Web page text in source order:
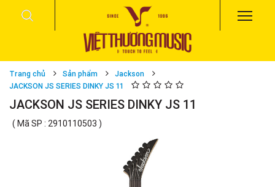
Trang chủ Sản phẩm
Jackson
JACKSON JS SERIES DINKY JS 11
JACKSON JS SERIES DINKY JS 11
( Mã SP : 2910110503 )